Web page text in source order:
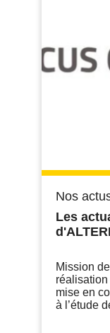
Nos
Les
Mission
réalisation
mise en
à l’étude